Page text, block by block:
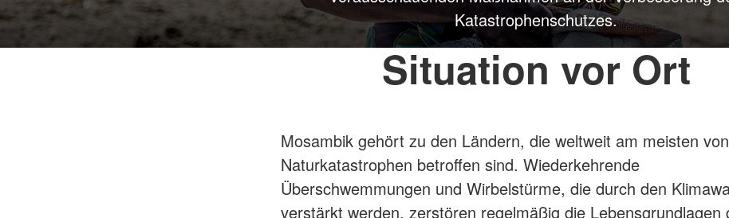
Katastrophenschutzes.
Situation vor Ort
Mosambik gehört zu den Ländern, die weltweit am meisten von
Naturkatastrophen betroffen sind. Wiederkehrende
Überschwemmungen und Wirbelstürme, die durch den
verstärkt werden, zerstören regelmäßig die Lebensgrundlagen